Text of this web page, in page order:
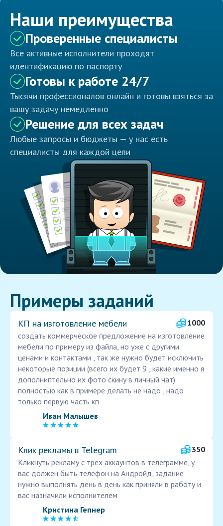
Наши преимущества
Проверенные специалисты
Все активные исполнители проходят
идентификацию по паспорту
Готовы к работе 24/7
Тысячи профессионалов онлайн и готовы взяться за
вашу задачу немедленно
Решение для всех задач
Любые запросы и бюджеты — у нас есть
специалисты для каждой цели
Примеры заданий
КП на изготовление мебели
1000
создать коммерческое предложение на изготовление
мебели по примеру из файла, но уже с другими
ценами и контактами , так же нужно будет исключить
некоторые позиции (всего их будет 9 , какие именно я
дополниптельно их фото скину в личный чат)
полностью как в примере делать не надо , надо
только первую часть кп
Иван Малышев
Клик рекламы в Telegram
350
Кликнуть рекламу с трех аккаунтов в телеграмме, у
вас должен быть телефон на Андройд, задание
нужно выполнять день в день как приняли в работу и
вас назначили исполнителем
Кристина Гепнер